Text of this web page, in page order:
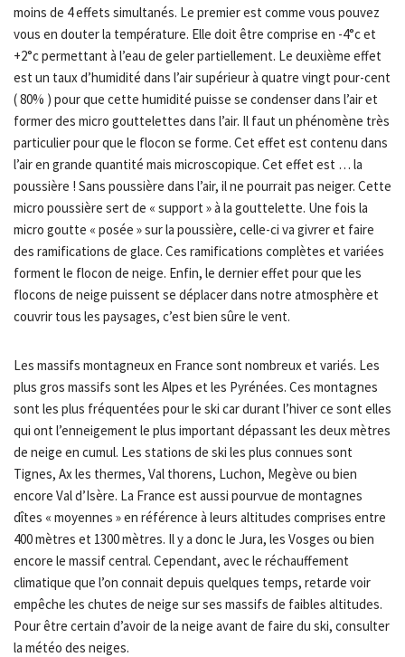
moins de 4 effets simultanés. Le premier est comme vous pouvez
vous en douter la température. Elle doit être comprise en -4°c et
+2°c permettant à l’eau de geler partiellement. Le deuxième effet
est un taux d’humidité dans l’air supérieur à quatre vingt pour-cent
( 80% ) pour que cette humidité puisse se condenser dans l’air et
former des micro gouttelettes dans l’air. Il faut un phénomène très
particulier pour que le flocon se forme. Cet effet est contenu dans
l’air en grande quantité mais microscopique. Cet effet est … la
poussière ! Sans poussière dans l’air, il ne pourrait pas neiger. Cette
micro poussière sert de « support » à la gouttelette. Une fois la
micro goutte « posée » sur la poussière, celle-ci va givrer et faire
des ramifications de glace. Ces ramifications complètes et variées
forment le flocon de neige. Enfin, le dernier effet pour que les
flocons de neige puissent se déplacer dans notre atmosphère et
couvrir tous les paysages, c’est bien sûre le vent.
Les massifs montagneux en France sont nombreux et variés. Les
plus gros massifs sont les Alpes et les Pyrénées. Ces montagnes
sont les plus fréquentées pour le ski car durant l’hiver ce sont elles
qui ont l’enneigement le plus important dépassant les deux mètres
de neige en cumul. Les stations de ski les plus connues sont
Tignes, Ax les thermes, Val thorens, Luchon, Megève ou bien
encore Val d’Isère. La France est aussi pourvue de montagnes
dîtes « moyennes » en référence à leurs altitudes comprises entre
400 mètres et 1300 mètres. Il y a donc le Jura, les Vosges ou bien
encore le massif central. Cependant, avec le réchauffement
climatique que l’on connait depuis quelques temps, retarde voir
empêche les chutes de neige sur ses massifs de faibles altitudes.
Pour être certain d’avoir de la neige avant de faire du ski, consulter
la météo des neiges.